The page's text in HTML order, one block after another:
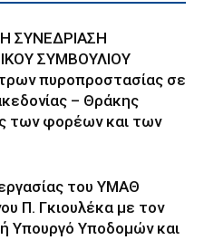
ΣΥΝΕΔΡΙΑΣΗ
ΣΥΜΒΟΥΛΙΟΥ
πυροπροστασίας σε
– Θράκης
των φορέων και των
του ΥΜΑΘ
Π. Γκιουλέκα με τον
Υπουργό Υποδομών και